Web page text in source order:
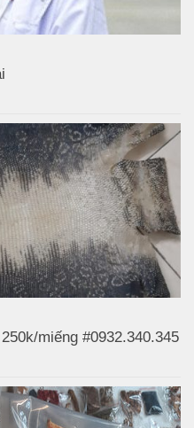
miếng #0932.340.345